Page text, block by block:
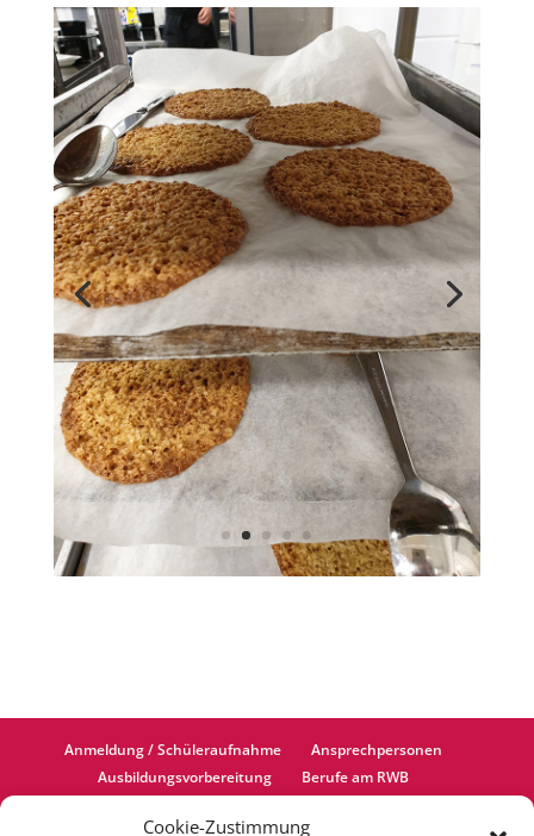
Cookie-Zustimmung
Anmeldung / Schüleraufnahme
Ansprechpersonen
Ausbildungsvorbereitung
Berufe am RWB
Bildungsangebot
Cookie-Richtlinie (EU)